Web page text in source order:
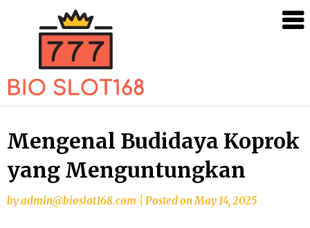
content
Gacor
dan
Fitur
Server
Mengenal Budidaya Koprok
yang Menguntungkan
byadmin@bioslot168.com Posted onMay 14, 2025